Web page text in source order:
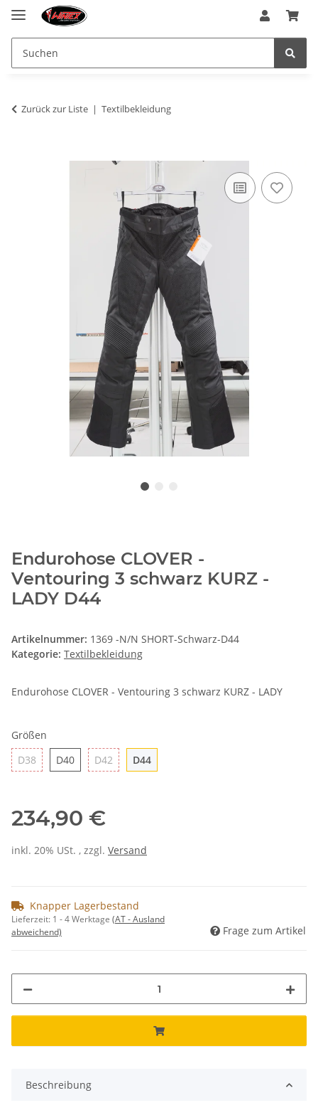
Zurück zur Liste Textilbekleidung
Endurohose CLOVER -
Ventouring 3 schwarz KURZ -
LADY D44
Artikelnummer: 1369 -N/N SHORT-Schwarz-D44
Kategorie: Textilbekleidung
Endurohose CLOVER - Ventouring 3 schwarz KURZ - LADY
Größen
D38 D38 D40D40 D42 D42 D44D44
234,90 €
inkl. 20% USt. , zzgl. Versand
Knapper Lagerbestand
Lieferzeit: 1 - 4 Werktage (AT - Ausland
abweichend)
Frage zum Artikel
Beschreibung